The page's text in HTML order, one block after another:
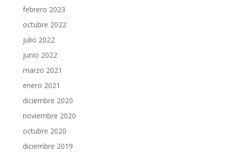
febrero 2023
octubre 2022
julio 2022
junio 2022
marzo 2021
enero 2021
diciembre 2020
noviembre 2020
octubre 2020
diciembre 2019